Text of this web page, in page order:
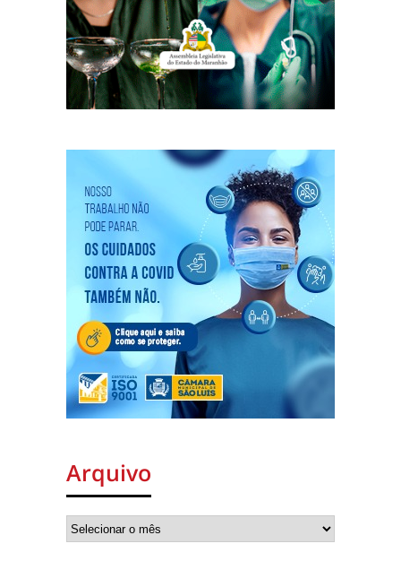
Arquivo